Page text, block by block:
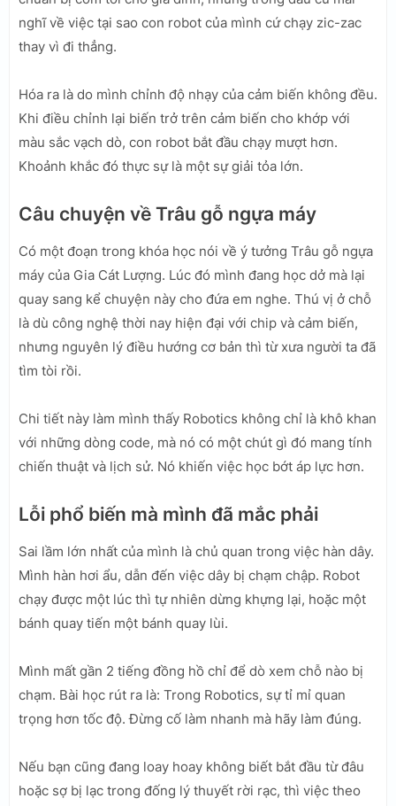
nghĩ về việc tại sao con robot của mình cứ chạy zic-zac
thay vì đi thẳng.
Hóa ra là do mình chỉnh độ nhạy của cảm biến không đều.
Khi điều chỉnh lại biến trở trên cảm biến cho khớp với
màu sắc vạch dò, con robot bắt đầu chạy mượt hơn.
Khoảnh khắc đó thực sự là một sự giải tỏa lớn.
Câu chuyện về Trâu gỗ ngựa máy
Có một đoạn trong khóa học nói về ý tưởng Trâu gỗ ngựa
máy của Gia Cát Lượng. Lúc đó mình đang học dở mà lại
quay sang kể chuyện này cho đứa em nghe. Thú vị ở chỗ
là dù công nghệ thời nay hiện đại với chip và cảm biến,
nhưng nguyên lý điều hướng cơ bản thì từ xưa người ta đã
tìm tòi rồi.
Chi tiết này làm mình thấy Robotics không chỉ là khô khan
với những dòng code, mà nó có một chút gì đó mang tính
chiến thuật và lịch sử. Nó khiến việc học bớt áp lực hơn.
Lỗi phổ biến mà mình đã mắc phải
Sai lầm lớn nhất của mình là chủ quan trong việc hàn dây.
Mình hàn hơi ẩu, dẫn đến việc dây bị chạm chập. Robot
chạy được một lúc thì tự nhiên dừng khựng lại, hoặc một
bánh quay tiến một bánh quay lùi.
Mình mất gần 2 tiếng đồng hồ chỉ để dò xem chỗ nào bị
chạm. Bài học rút ra là: Trong Robotics, sự tỉ mỉ quan
trọng hơn tốc độ. Đừng cố làm nhanh mà hãy làm đúng.
Nếu bạn cũng đang loay hoay không biết bắt đầu từ đâu
hoặc sợ bị lạc trong đống lý thuyết rời rạc, thì việc theo